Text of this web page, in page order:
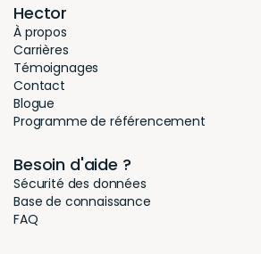
Hector
À propos
Carrières
Témoignages
Contact
Blogue
Programme de référencement
Besoin d'aide ?
Sécurité des données
Base de connaissance
FAQ